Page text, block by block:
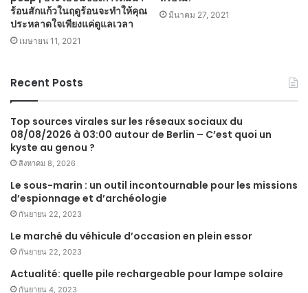
ร้อนสักแก้วในฤดูร้อนจะทำให้คุณ
ประหลาดใจเพียงแค่ดูแลเวลา
เมษายน 11, 2021
มีนาคม 27, 2021
Recent Posts
Top sources virales sur les réseaux sociaux du
08/08/2026 à 03:00 autour de Berlin – C’est quoi un
kyste au genou ?
สิงหาคม 8, 2026
Le sous-marin : un outil incontournable pour les missions
d’espionnage et d’archéologie
กันยายน 22, 2023
Le marché du véhicule d’occasion en plein essor
กันยายน 22, 2023
Actualité: quelle pile rechargeable pour lampe solaire
กันยายน 4, 2023